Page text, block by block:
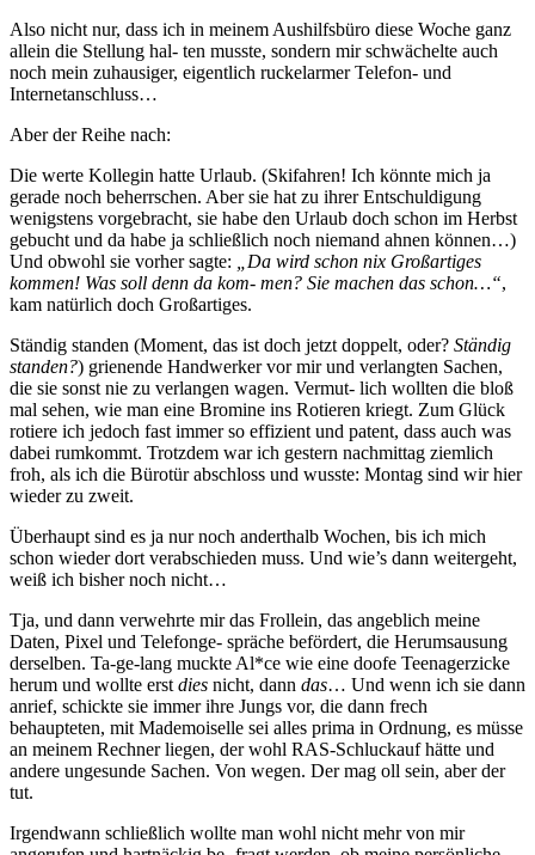
Also nicht nur, dass ich in meinem Aushilfsbüro diese Woche ganz
allein die Stellung hal- ten musste, sondern mir schwächelte auch
noch mein zuhausiger, eigentlich ruckelarmer Telefon- und
Internetanschluss…
Aber der Reihe nach:
Die werte Kollegin hatte Urlaub. (Skifahren! Ich könnte mich ja
gerade noch beherrschen. Aber sie hat zu ihrer Entschuldigung
wenigstens vorgebracht, sie habe den Urlaub doch schon im Herbst
gebucht und da habe ja schließlich noch niemand ahnen können…)
Und obwohl sie vorher sagte: „Da wird schon nix Großartiges
kommen! Was soll denn da kom- men? Sie machen das schon…“,
kam natürlich doch Großartiges.
Ständig standen (Moment, das ist doch jetzt doppelt, oder? Ständig
standen?) grienende Handwerker vor mir und verlangten Sachen,
die sie sonst nie zu verlangen wagen. Vermut- lich wollten die bloß
mal sehen, wie man eine Bromine ins Rotieren kriegt. Zum Glück
rotiere ich jedoch fast immer so effizient und patent, dass auch was
dabei rumkommt. Trotzdem war ich gestern nachmittag ziemlich
froh, als ich die Bürotür abschloss und wusste: Montag sind wir hier
wieder zu zweit.
Überhaupt sind es ja nur noch anderthalb Wochen, bis ich mich
schon wieder dort verabschieden muss. Und wie’s dann weitergeht,
weiß ich bisher noch nicht…
Tja, und dann verwehrte mir das Frollein, das angeblich meine
Daten, Pixel und Telefonge- spräche befördert, die Herumsausung
derselben. Ta-ge-lang muckte Al*ce wie eine doofe Teenagerzicke
herum und wollte erst dies nicht, dann das… Und wenn ich sie dann
anrief, schickte sie immer ihre Jungs vor, die dann frech
behaupteten, mit Mademoiselle sei alles prima in Ordnung, es müsse
an meinem Rechner liegen, der wohl RAS-Schluckauf hätte und
andere ungesunde Sachen. Von wegen. Der mag oll sein, aber der
tut.
Irgendwann schließlich wollte man wohl nicht mehr von mir